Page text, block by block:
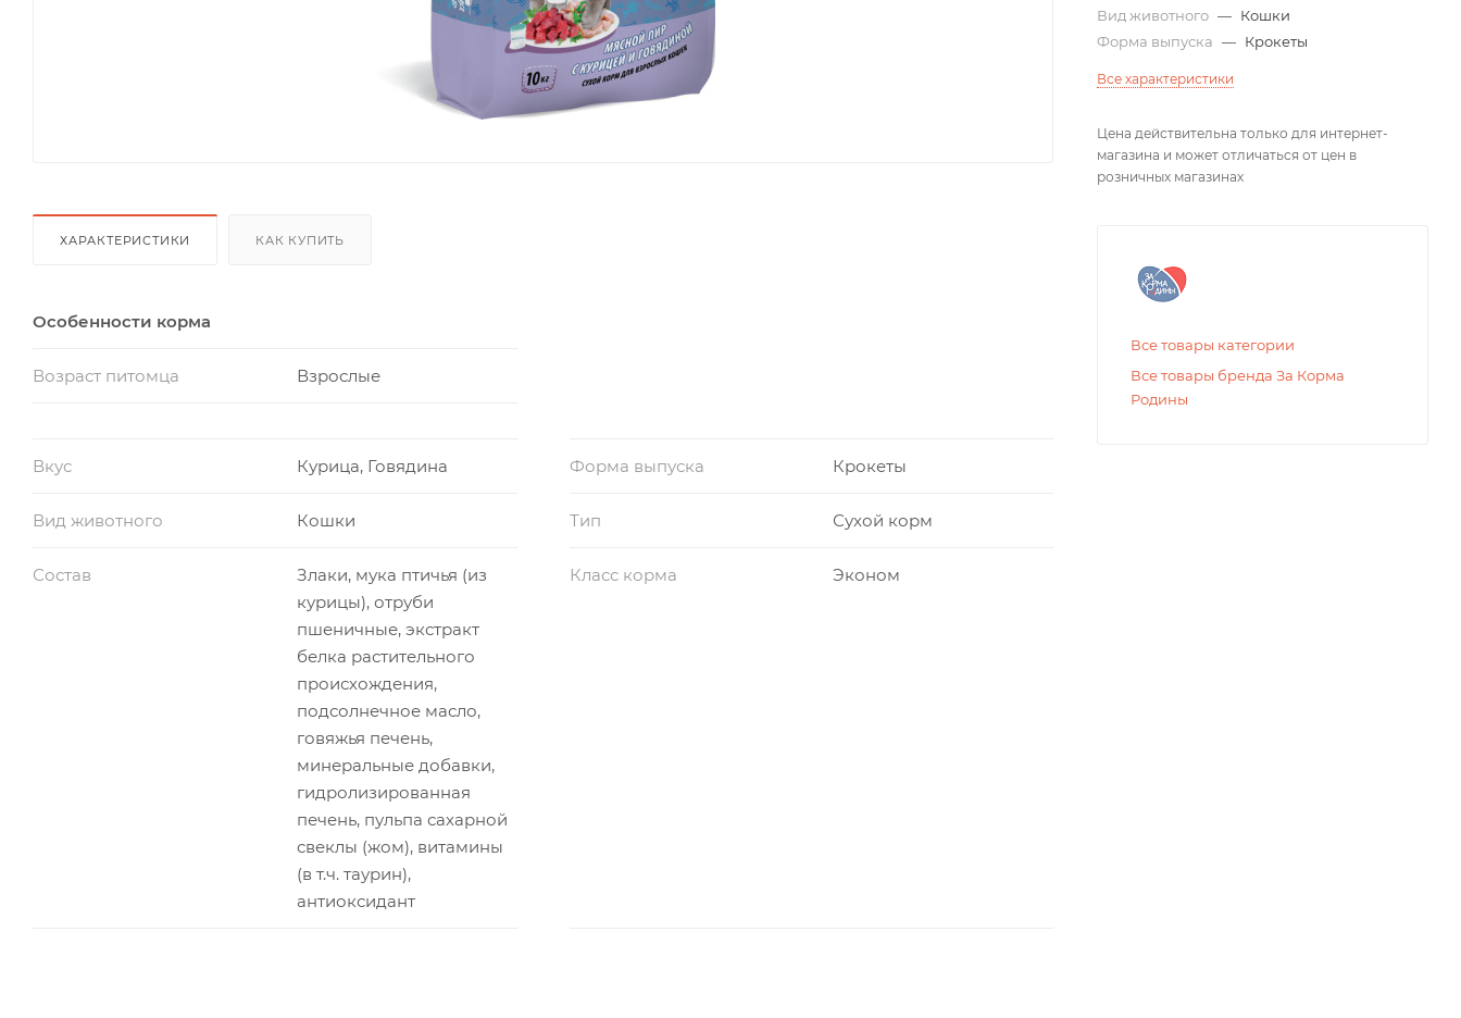
ХАРАКТЕРИСТИКИ КАК КУПИТЬ
Особенности корма
Возраст питомца Взрослые
Вкус Курица, Говядина Форма выпуска Крокеты
Вид животного Кошки Тип Сухой корм
Состав
Злаки, мука птичья (из
курицы), отруби
пшеничные, экстракт
белка растительного
происхождения,
подсолнечное масло,
говяжья печень,
минеральные добавки,
гидролизированная
печень, пульпа сахарной
свеклы (жом), витамины
(в т.ч. таурин),
антиоксидант
Класс корма Эконом
Вид животного — Кошки
Форма выпуска — Крокеты
Все характеристики
Цена действительна только для интернет-
магазина и может отличаться от цен в
розничных магазинах
Все товары категории
Все товары бренда За Корма
Родины